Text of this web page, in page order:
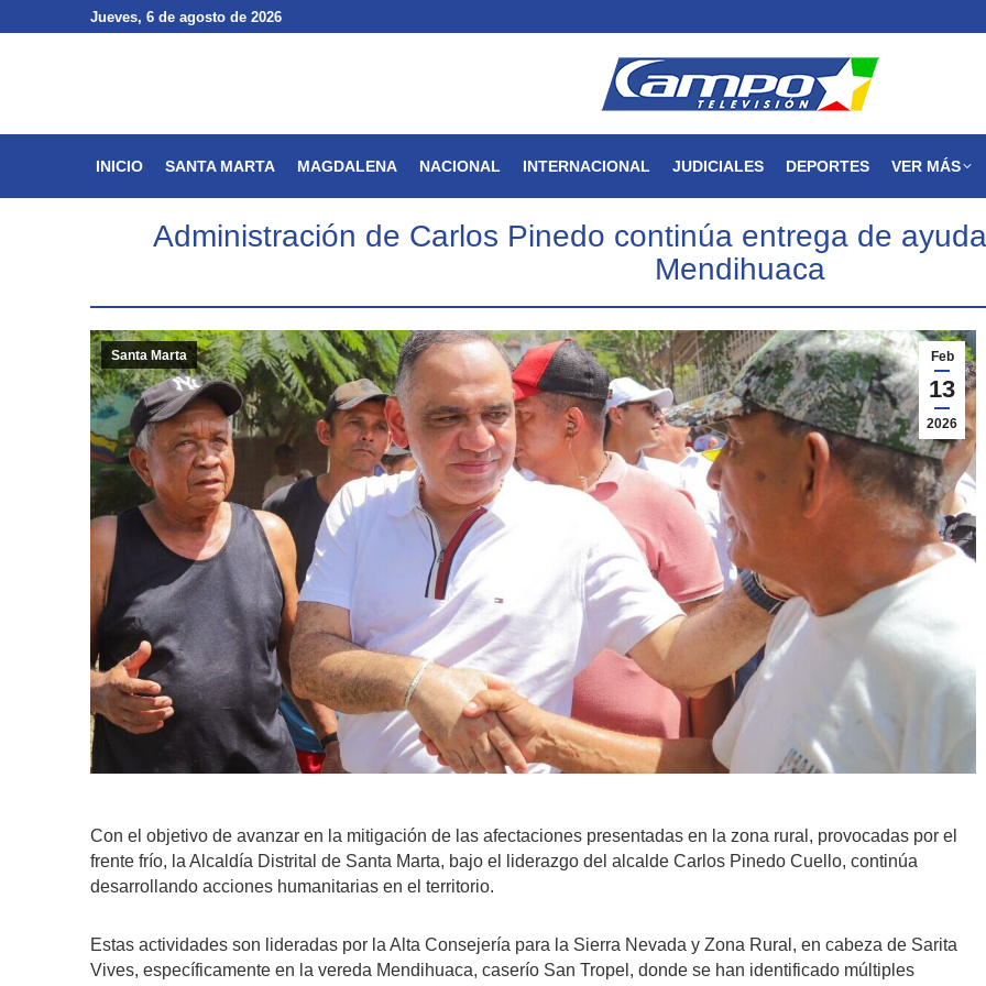
Jueves, 6 de agosto de 2026
INICIO SANTA MARTA MAGDALENA NACIONAL INTERNACIONAL JUDICIALES DEPORTES VER MÁS
Administración de Carlos Pinedo continúa entrega de
Mendihuaca
Feb
13
2026
Santa Marta
Con el objetivo de avanzar en la mitigación de las afectaciones presentadas en la zona rural, provocadas por el
frente frío, la Alcaldía Distrital de Santa Marta, bajo el liderazgo del alcalde Carlos Pinedo Cuello, continúa
desarrollando acciones humanitarias en el territorio.
Estas actividades son lideradas por la Alta Consejería para la Sierra Nevada y Zona Rural, en cabeza de Sarita
Vives, específicamente en la vereda Mendihuaca, caserío San Tropel, donde se han identificado múltiples
Jueves, 6 de agosto de 2026
NACIONAL INTERNACIONAL